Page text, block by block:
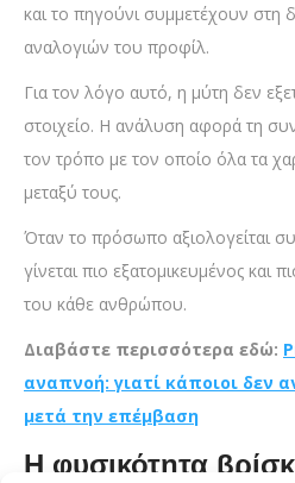
και το πηγούνι συμμετέχουν στη
αναλογιών του προφίλ.
Για τον λόγο αυτό, η μύτη δεν
στοιχείο. Η ανάλυση αφορά τη
τον τρόπο με τον οποίο όλα τα
μεταξύ τους.
Όταν το πρόσωπο αξιολογείται
γίνεται πιο εξατομικευμένος και
του κάθε ανθρώπου.
Διαβάστε περισσότερα εδώ:
αναπνοή: γιατί κάποιοι δεν
μετά την επέμβαση
Η φυσικότητα